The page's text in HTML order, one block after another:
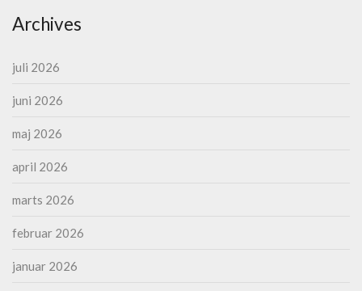
Archives
juli 2026
juni 2026
maj 2026
april 2026
marts 2026
februar 2026
januar 2026